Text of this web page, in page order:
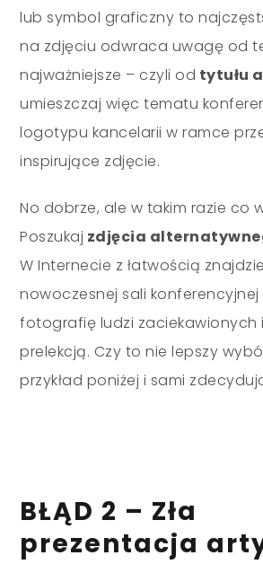
lub symbol graficzny to
na zdjęciu odwraca uwagę od
najważniejsze – czyli od tytułu
umieszczaj więc tematu
logotypu kancelarii w ramce
inspirujące zdjęcie.
No dobrze, ale w takim razie co
Poszukaj zdjęcia
W Internecie z łatwością
nowoczesnej sali konferencyjnej
fotografię ludzi zaciekawionych
prelekcją. Czy to nie lepszy
przykład poniżej i sami
BŁĄD 2 – Zła
prezentacja